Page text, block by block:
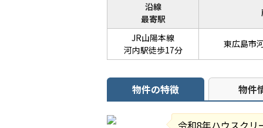
沿線
最寄駅
JR山陽本線
河内駅徒歩17分
東広島市
物件の特徴 物件